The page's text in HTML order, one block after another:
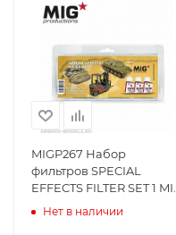
MIGP267 Набор
фильтров SPECIAL
EFFECTS FILTER SET 1 MIG
Productions
Нет в наличии